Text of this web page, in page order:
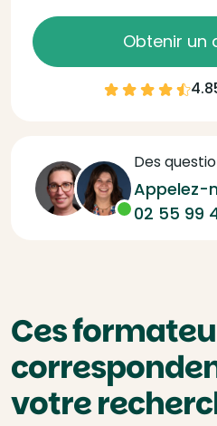
Obtenir un
Des
Appelez-
02 55 99
Ces
votre